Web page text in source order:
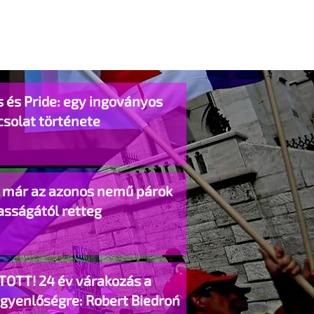
és Pride: egy ingoványos
története
már az azonos nemű párok
retteg
24 év várakozás a
Robert Biedroń